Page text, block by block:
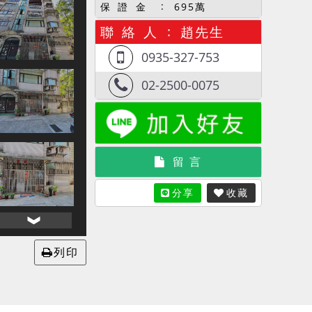
列印
保 證 金 695萬
聯 絡 人 趙先生
0935-327-753
02-2500-0075
留 言
分享 收藏